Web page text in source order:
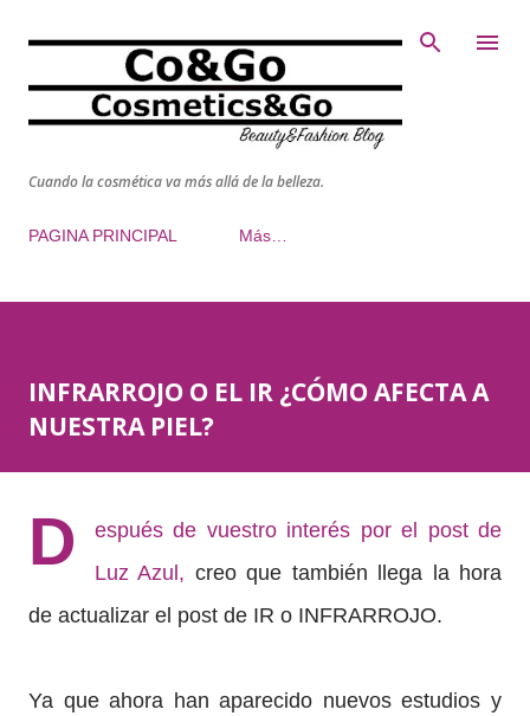
Cuando la cosmética va más allá de la belleza.
PAGINA PRINCIPAL Más…
INFRARROJO O EL IR ¿CÓMO AFECTA A
NUESTRA PIEL?
D
espués de vuestro interés por el post de
Luz Azul, creo que también llega la hora
de actualizar el post de IR o INFRARROJO.
Ya que ahora han aparecido nuevos estudios y